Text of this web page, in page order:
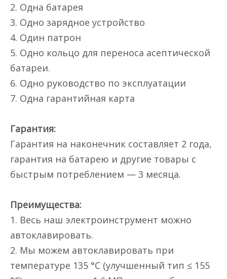
2. Одна батарея
3. Одно зарядное устройство
4. Один патрон
5. Одно кольцо для переноса асептической
батареи.
6. Одно руководство по эксплуатации
7. Одна гарантийная карта
Гарантия:
Гарантия на наконечник составляет 2 года,
гарантия на батарею и другие товары с
быстрым потреблением — 3 месяца.
Преимущества:
1. Весь наш электроинструмент можно
автоклавировать.
2. Мы можем автоклавировать при
температуре 135 °C (улучшенный тип ≤ 155